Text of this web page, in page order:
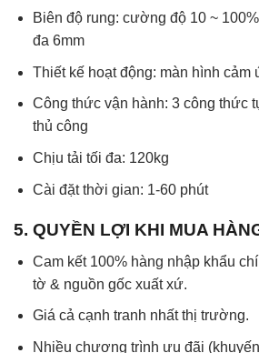
Biên độ rung: cường độ 10 ~
đa 6mm
Thiết kế hoạt động: màn hình cảm
Công thức vận hành: 3 công thức
thủ công
Chịu tải tối đa: 120kg
Cài đặt thời gian: 1-60 phút
5. QUYỀN LỢI KHI MUA
Cam kết 100% hàng nhập khẩu
tờ & nguồn gốc xuất xứ.
Giá cả cạnh tranh nhất thị trường.
Nhiều chương trình ưu đãi